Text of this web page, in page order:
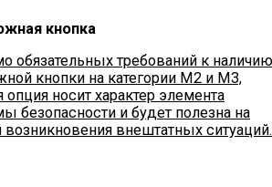
кнопка
обязательных требований к наличию
кнопки на категории M2 и М3,
опция носит характер элемента
безопасности и будет полезна на
возникновения внештатных ситуаций.